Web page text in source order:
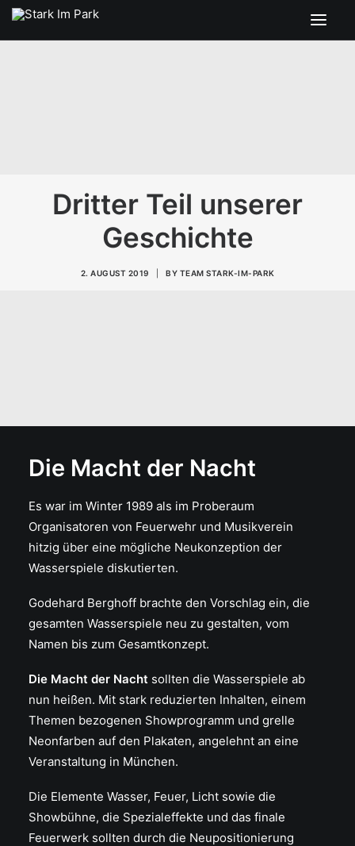
Dritter Teil unserer
Geschichte
2. AUGUST 2019 BY TEAM STARK-IM-PARK
Die Macht der Nacht
Es war im Winter 1989 als im Proberaum
Organisatoren von Feuerwehr und Musikverein
hitzig über eine mögliche Neukonzeption der
Wasserspiele diskutierten.
Godehard Berghoff brachte den Vorschlag ein, die
gesamten Wasserspiele neu zu gestalten, vom
Namen bis zum Gesamtkonzept.
Die Macht der Nacht sollten die Wasserspiele ab
nun heißen. Mit stark reduzierten Inhalten, einem
Themen bezogenen Showprogramm und grelle
Neonfarben auf den Plakaten, angelehnt an eine
Veranstaltung in München.
Die Elemente Wasser, Feuer, Licht sowie die
Showbühne, die Spezialeffekte und das finale
Feuerwerk sollten durch die Neupositionierung